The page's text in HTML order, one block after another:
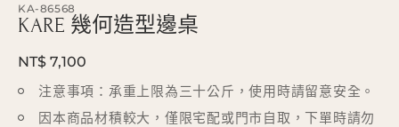
KA-86568
KARE 幾何造型邊桌
NT$ 7,100
注意事項：承重上限為三十公斤，使用時請留意安全。
因本商品材積較大，僅限宅配或門市自取，下單時請勿